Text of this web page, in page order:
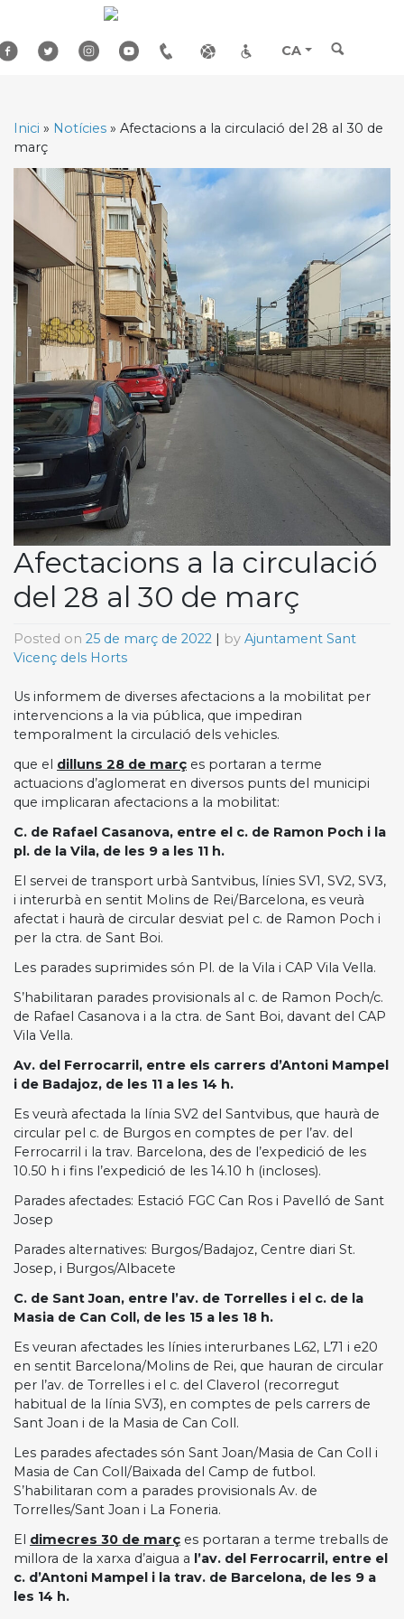
content
CA
Inici » Notícies » Afectacions a la circulació del 28 al 30 de
març
Afectacions a la circulació
del 28 al 30 de març
Posted on 25 de març de 2022 | by Ajuntament Sant
Vicenç dels Horts
Us informem de diverses afectacions a la mobilitat per
intervencions a la via pública, que impediran
temporalment la circulació dels vehicles.
que el dilluns 28 de març es portaran a terme
actuacions d’aglomerat en diversos punts del municipi
que implicaran afectacions a la mobilitat:
C. de Rafael Casanova, entre el c. de Ramon Poch i la
pl. de la Vila, de les 9 a les 11 h.
El servei de transport urbà Santvibus, línies SV1, SV2, SV3,
i interurbà en sentit Molins de Rei/Barcelona, es veurà
afectat i haurà de circular desviat pel c. de Ramon Poch i
per la ctra. de Sant Boi.
Les parades suprimides són Pl. de la Vila i CAP Vila Vella.
S’habilitaran parades provisionals al c. de Ramon Poch/c.
de Rafael Casanova i a la ctra. de Sant Boi, davant del CAP
Vila Vella.
Av. del Ferrocarril, entre els carrers d’Antoni Mampel
i de Badajoz, de les 11 a les 14 h.
Es veurà afectada la línia SV2 del Santvibus, que haurà de
circular pel c. de Burgos en comptes de per l’av. del
Ferrocarril i la trav. Barcelona, des de l’expedició de les
10.50 h i fins l’expedició de les 14.10 h (incloses).
Parades afectades: Estació FGC Can Ros i Pavelló de Sant
Josep
Parades alternatives: Burgos/Badajoz, Centre diari St.
Josep, i Burgos/Albacete
C. de Sant Joan, entre l’av. de Torrelles i el c. de la
Masia de Can Coll, de les 15 a les 18 h.
Es veuran afectades les línies interurbanes L62, L71 i e20
en sentit Barcelona/Molins de Rei, que hauran de circular
per l’av. de Torrelles i el c. del Claverol (recorregut
habitual de la línia SV3), en comptes de pels carrers de
Sant Joan i de la Masia de Can Coll.
Les parades afectades són Sant Joan/Masia de Can Coll i
Masia de Can Coll/Baixada del Camp de futbol.
S’habilitaran com a parades provisionals Av. de
Torrelles/Sant Joan i La Foneria.
El dimecres 30 de març es portaran a terme treballs de
millora de la xarxa d’aigua a l’av. del Ferrocarril, entre el
c. d’Antoni Mampel i la trav. de Barcelona, de les 9 a
les 14 h.